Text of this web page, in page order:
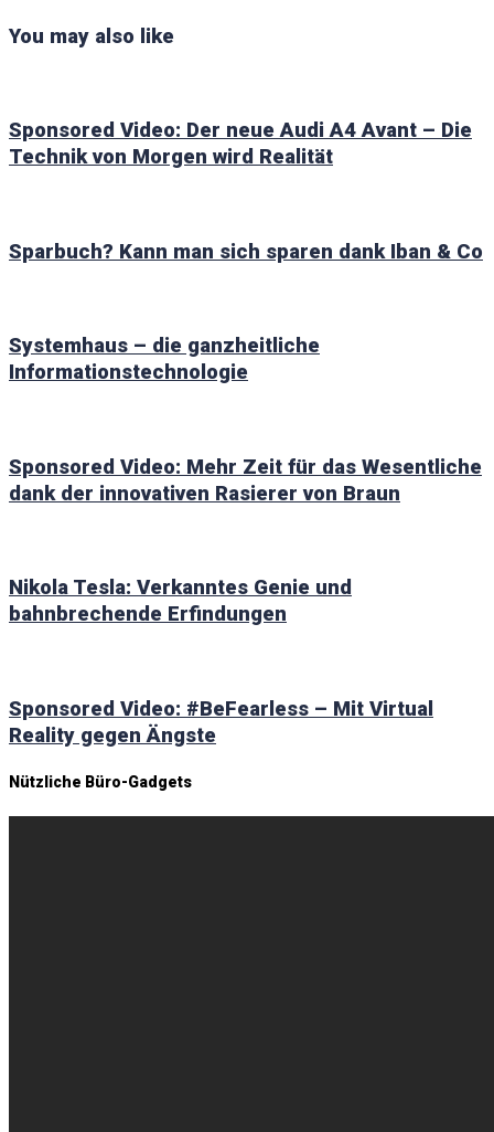
You may also like
Sponsored Video: Der neue Audi A4 Avant – Die
Technik von Morgen wird Realität
Sparbuch? Kann man sich sparen dank Iban & Co
Systemhaus – die ganzheitliche
Informationstechnologie
Sponsored Video: Mehr Zeit für das Wesentliche
dank der innovativen Rasierer von Braun
Nikola Tesla: Verkanntes Genie und
bahnbrechende Erfindungen
Sponsored Video: #BeFearless – Mit Virtual
Reality gegen Ängste
Nützliche Büro-Gadgets